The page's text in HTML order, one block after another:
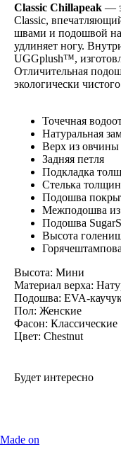
Classic Chillapeak —
Classic,
швами и подошвой на
удлиняет ногу.
UGGplush™,
Отличительная
экологически
Точечная
Натуральная
Верх из
Задняя петля
Подкладка
Стелька
Подошва
Межподошва
Подошва
Высота
Высота: Мини
Материал верха:
Подошва: EVA-
Пол: Женские
Фасон: Классические
Цвет: Chestnut
Будет интересно
Made on